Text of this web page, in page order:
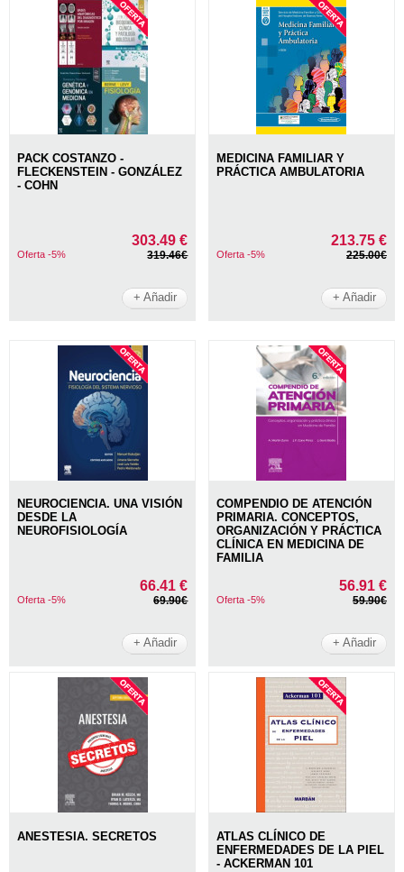
PACK COSTANZO -
FLECKENSTEIN - GONZÁLEZ
- COHN
303.49 €
Oferta -5% 319.46€
+ Añadir
MEDICINA FAMILIAR Y
PRÁCTICA AMBULATORIA
213.75 €
Oferta -5% 225.00€
+ Añadir
NEUROCIENCIA. UNA VISIÓN
DESDE LA
NEUROFISIOLOGÍA
66.41 €
Oferta -5% 69.90€
+ Añadir
COMPENDIO DE ATENCIÓN
PRIMARIA. CONCEPTOS,
ORGANIZACIÓN Y PRÁCTICA
CLÍNICA EN MEDICINA DE
FAMILIA
56.91 €
Oferta -5% 59.90€
+ Añadir
ANESTESIA. SECRETOS
ATLAS CLÍNICO DE
ENFERMEDADES DE LA PIEL
- ACKERMAN 101